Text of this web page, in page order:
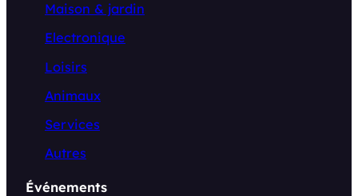
Maison & jardin
Electronique
Loisirs
Animaux
Services
Autres
Événements